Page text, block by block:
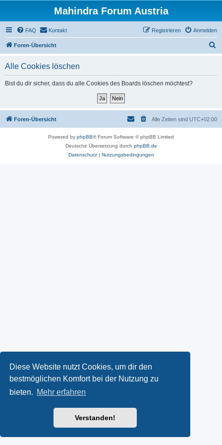
Diese Website nutzt Cookies, um dir den
bestmöglichen Komfort bei der Nutzung zu
bieten. Mehr erfahren
Verstanden!
Mahindra Forum Austria
FAQ Kontakt Anmelden
Registrieren
Foren-Übersicht
Alle Cookies löschen
Bist du dir sicher, dass du alle Cookies des Boards löschen möchtest?
Foren-Übersicht Alle Zeiten sind UTC+02:00
Powered by phpBB® Forum Software © phpBB Limited
Deutsche Übersetzung durch phpBB.de
Datenschutz| Nutzungsbedingungen